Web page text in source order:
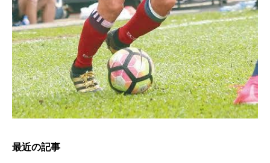
最近の記事